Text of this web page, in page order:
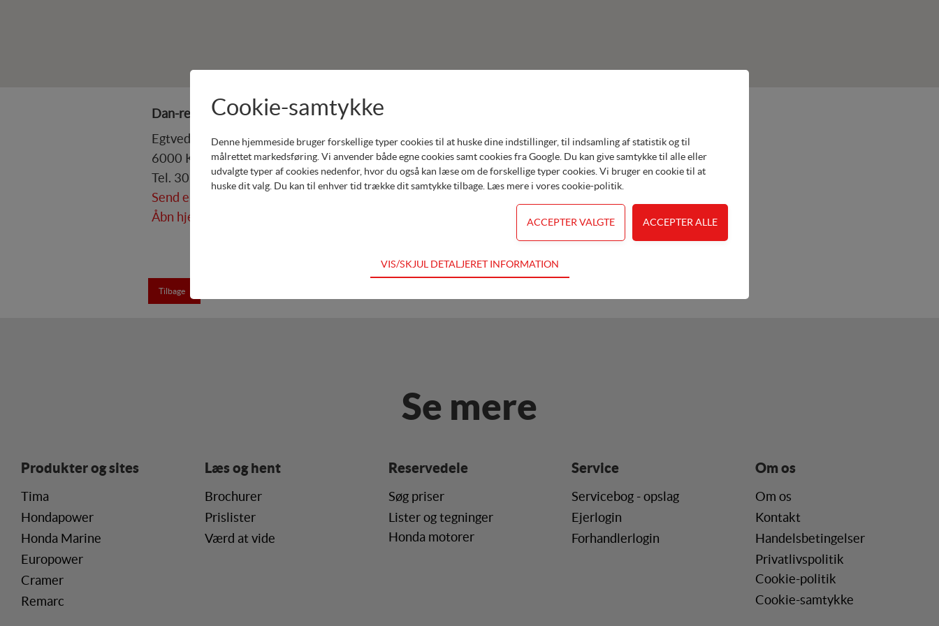
Dan-redskaber
Egtvedvej 63
6000 Kolding
Tel. 30278869
Send e-mail
Åbn hjemmeside
Honda Have
Cramer Robotklippere
Cramer Batteridrevne Havemaskiner
Tilbage
Se mere
Produkter og sites
Tima
Hondapower
Honda Marine
Europower
Cramer
Remarc
Læs og hent
Brochurer
Prislister
Værd at vide
Reservedele
Søg priser
Lister og tegninger
Honda motorer
Service
Servicebog - opslag
Ejerlogin
Forhandlerlogin
Om os
Om os
Kontakt
Handelsbetingelser
Privatlivspolitik
Cookie-politik
Cookie-samtykke
Cookie-samtykke
Denne hjemmeside bruger forskellige typer cookies til at huske dine indstillinger, til indsamling af statistik og til
målrettet markedsføring. Vi anvender både egne cookies samt cookies fra Google. Du kan give samtykke til alle eller
udvalgte typer af cookies nedenfor, hvor du også kan læse om de forskellige typer cookies. Vi bruger en cookie til at
huske dit valg. Du kan til enhver tid trække dit samtykke tilbage. Læs mere i vores cookie-politik
Tekniske cookies er nødvendige for hjemmesidens grundlæggende funktioner som fx navigation, adgangskontrol samt
Personaliserings-cookies (tracking-cookies) indsamler brugerens digitale fodspor på tværs af flere hjemmesider og
registrerer, hvad brugeren interesserer sig for/søger på for at kunne personalisere indholdet på en hjemmeside - dvs.
Markedsføring
registrerer, hvad brugeren interesserer sig for/søger på for at kunne vise personrettede annoncer, når denne færdes på
internettet.
VIS/SKJUL DETALJERET INFORMATION